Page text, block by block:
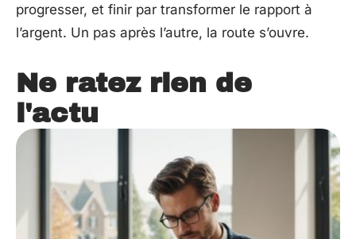
progresser, et finir par transformer le rapport à
l’argent. Un pas après l’autre, la route s’ouvre.
Ne ratez rien de
l'actu